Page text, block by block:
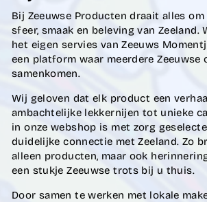
Bij Zeeuwse Producten draait alles
sfeer, smaak en beleving van Zeeland.
het eigen servies van Zeeuws
een platform waar meerdere Zeeuwse
samenkomen.
Wij geloven dat elk product een
ambachtelijke lekkernijen tot unieke
in onze webshop is met zorg
duidelijke connectie met Zeeland. Zo
alleen producten, maar ook
een stukje Zeeuwse trots bij u thuis.
Door samen te werken met lokale